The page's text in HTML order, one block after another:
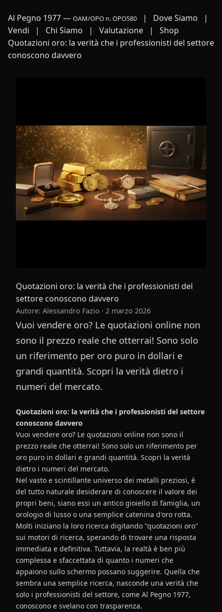
Al Pegno 1977— OAM/OPO n. OPO580 | Dove Siamo
|
Vendi
| Chi Siamo | Valutazione |
Shop
Quotazioni oro: la verità che i professionisti del settore
conoscono davvero
Quotazioni oro: la verità che i professionisti del
settore conoscono davvero
Autore: Alessandro Fazio · 2 marzo 2026
Vuoi vendere oro? Le quotazioni online non
sono il prezzo reale che otterrai! Sono solo
un riferimento per oro puro in dollari e
grandi quantità. Scopri la verità dietro i
numeri del mercato.
Quotazioni oro: la verità che i professionisti del settore
conoscono davvero
Vuoi vendere oro? Le quotazioni online non sono il
prezzo reale che otterrai! Sono solo un riferimento per
oro puro in dollari e grandi quantità. Scopri la verità
dietro i numeri del mercato.
Nel vasto e scintillante universo dei metalli preziosi, è
del tutto naturale desiderare di conoscere il valore dei
propri beni, siano essi un antico gioiello di famiglia, un
orologio di lusso o una semplice catenina d'oro rotta.
Molti iniziano la loro ricerca digitando "quotazioni oro"
sui motori di ricerca, sperando di trovare una risposta
immediata e definitiva. Tuttavia, la realtà è ben più
complessa e sfaccettata di quanto i numeri che
appaiono sullo schermo possano suggerire. Quella che
sembra una semplice ricerca, nasconde una verità che
solo i professionisti del settore, come Al Pegno 1977,
conoscono e svelano con trasparenza.